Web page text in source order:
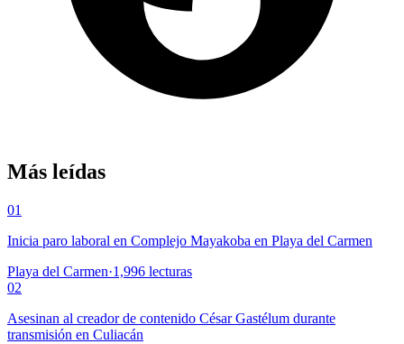
Más leídas
01
Inicia paro laboral en Complejo Mayakoba en Playa del Carmen
Playa del Carmen·1,996 lecturas
02
Asesinan al creador de contenido César Gastélum durante
transmisión en Culiacán